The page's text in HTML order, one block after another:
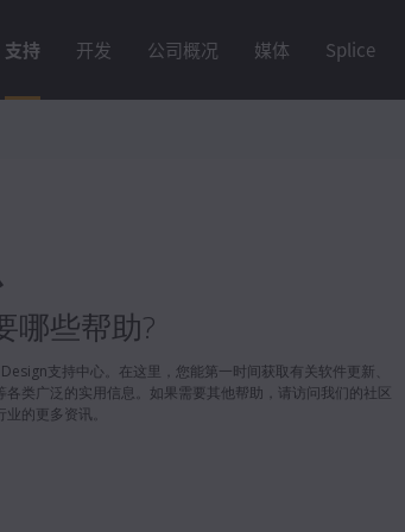
支持 开发 公司概况 媒体 Splice
哪些帮助?
支持中心。在这里，您能第一时间获取有关软件更新、
各类广泛的实用信息。如果需要其他帮助，请访问我们的社区
的更多资讯。